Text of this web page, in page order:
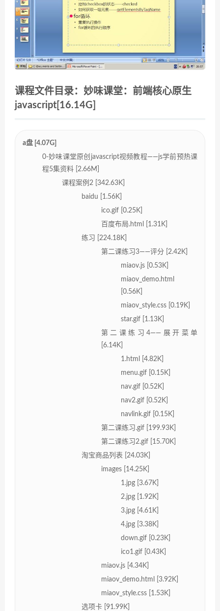
课程文件目录：妙味课堂：前端核心原生
javascript[16.14G]
a盘 [4.07G]
0-妙味课堂原创javascript视频教程——js学前预热课
程5集资料 [2.66M]
课程案例2 [342.63K]
baidu [1.56K]
ico.gif [0.25K]
百度布局.html [1.31K]
练习 [224.18K]
第二课练习3——评分 [2.42K]
miaov.js [0.53K]
miaov_demo.html
[0.56K]
miaov_style.css [0.19K]
star.gif [1.13K]
第二课练习4——展开菜单
[6.14K]
1.html [4.82K]
menu.gif [0.15K]
nav.gif [0.52K]
nav2.gif [0.52K]
navlink.gif [0.15K]
第二课练习.gif [199.93K]
第二课练习2.gif [15.70K]
淘宝商品列表 [24.03K]
images [14.25K]
1.jpg [3.67K]
2.jpg [1.92K]
3.jpg [4.61K]
4.jpg [3.38K]
down.gif [0.23K]
ico1.gif [0.43K]
miaov.js [4.34K]
miaov_demo.html [3.92K]
miaov_style.css [1.53K]
选项卡 [91.99K]